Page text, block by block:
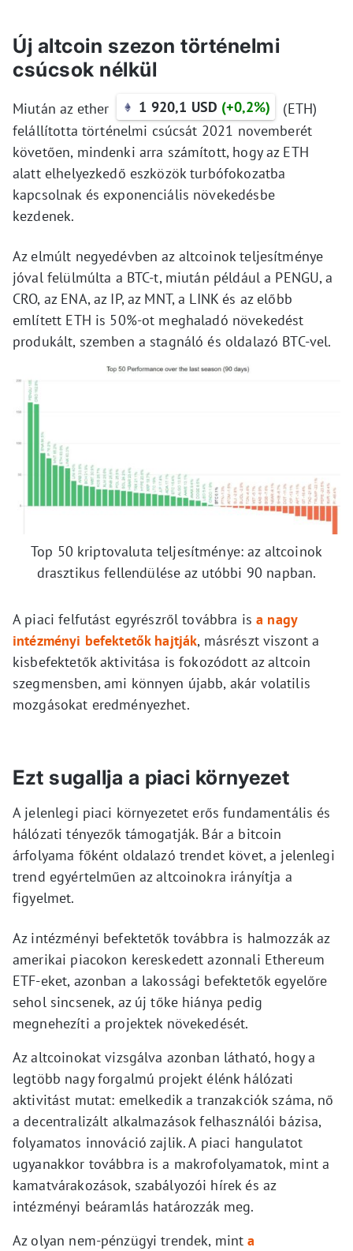
Új altcoin szezon történelmi
csúcsok nélkül
Miután az ether 1 920,1 USD (+0,2%)
(ETH)
felállította történelmi csúcsát 2021 novemberét
követően, mindenki arra számított, hogy az ETH
alatt elhelyezkedő eszközök turbófokozatba
kapcsolnak és exponenciális növekedésbe
kezdenek.
Az elmúlt negyedévben az altcoinok teljesítménye
jóval felülmúlta a BTC-t, miután például a PENGU, a
CRO, az ENA, az IP, az MNT, a LINK és az előbb
említett ETH is 50%-ot meghaladó növekedést
produkált, szemben a stagnáló és oldalazó BTC-vel.
Top 50 kriptovaluta teljesítménye: az altcoinok
drasztikus fellendülése az utóbbi 90 napban.
A piaci felfutást egyrészről továbbra isa nagy
intézményi befektetők hajtják, másrészt viszont a
kisbefektetők aktivitása is fokozódott az altcoin
szegmensben, ami könnyen újabb, akár volatilis
mozgásokat eredményezhet.
Ezt sugallja a piaci környezet
A jelenlegi piaci környezetet erős fundamentális és
hálózati tényezők támogatják. Bár a bitcoin
árfolyama főként oldalazó trendet követ, a jelenlegi
trend egyértelműen az altcoinokra irányítja a
figyelmet.
Az intézményi befektetők továbbra is halmozzák az
amerikai piacokon kereskedett azonnali Ethereum
ETF-eket, azonban a lakossági befektetők egyelőre
sehol sincsenek, az új tőke hiánya pedig
megnehezíti a projektek növekedését.
Az altcoinokat vizsgálva azonban látható, hogy a
legtöbb nagy forgalmú projekt élénk hálózati
aktivitást mutat: emelkedik a tranzakciók száma, nő
a decentralizált alkalmazások felhasználói bázisa,
folyamatos innováció zajlik. A piaci hangulatot
ugyanakkor továbbra is a makrofolyamatok, mint a
kamatvárakozások, szabályozói hírek és az
intézményi beáramlás határozzák meg.
Az olyan nem-pénzügyi trendek, minta